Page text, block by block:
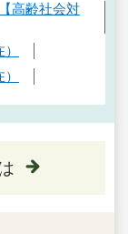
高齢社会対